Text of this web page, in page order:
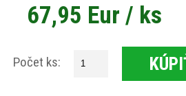
67,95 Eur / ks
Počet ks: